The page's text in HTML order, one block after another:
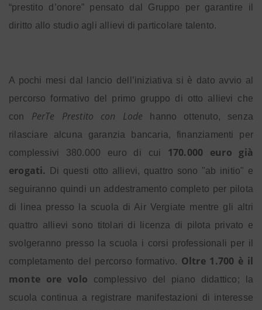
“prestito d’onore” pensato dal Gruppo per garantire il
diritto allo studio agli allievi di particolare talento.
A pochi mesi dal lancio dell’iniziativa si è dato avvio al
percorso formativo del primo gruppo di otto allievi che
con
PerTe Prestito con Lode hanno ottenuto, senza
rilasciare alcuna garanzia bancaria, finanziamenti per
complessivi 380.000 euro di cui 170.000 euro già
erogati. Di questi otto allievi, quattro sono "ab initio" e
seguiranno quindi un addestramento completo per pilota
di linea presso la scuola di Air Vergiate mentre gli altri
quattro allievi sono titolari di licenza di pilota privato e
svolgeranno presso la scuola i corsi professionali per il
completamento del percorso formativo. Oltre 1.700 è il
monte ore volo complessivo del piano didattico; la
scuola continua a registrare manifestazioni di interesse